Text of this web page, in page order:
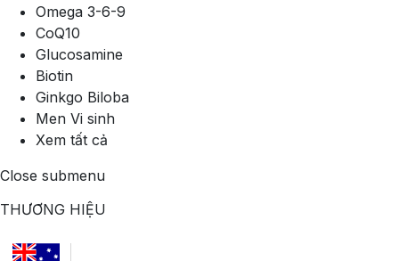
Omega 3-6-9
CoQ10
Glucosamine
Biotin
Ginkgo Biloba
Men Vi sinh
Xem tất cả
Close submenu
THƯƠNG HIỆU